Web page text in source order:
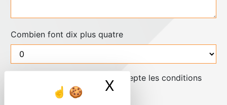
X Masquer le
Combien font dix plus quatre
En cochant cette case, j'accepte les conditions
particulières ci-dessous **